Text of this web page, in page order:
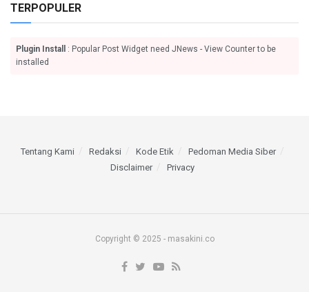
TERPOPULER
Plugin Install
: Popular Post Widget need JNews - View Counter to be
installed
Tentang Kami Redaksi Kode Etik
Pedoman Media Siber
Disclaimer
Privacy
Copyright © 2025 - masakini.co